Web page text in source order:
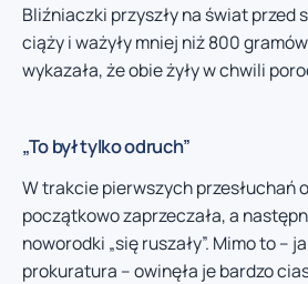
Bliźniaczki przyszły na świat przed
ciąży i ważyły mniej niż 800
wykazała, że obie żyły w chwili
„To był tylko odruch”
W trakcie pierwszych przesłuchań
początkowo zaprzeczała, a
noworodki „się ruszały”. Mimo to –
prokuratura – owinęła je bardzo